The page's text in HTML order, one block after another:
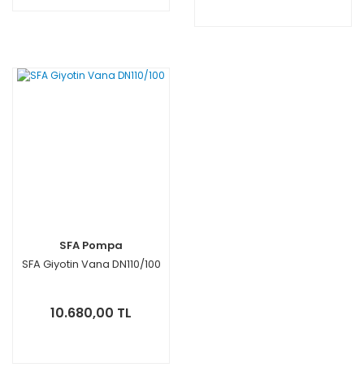
SFA Pompa
SFA Giyotin Vana DN110/100
10.680,00 TL